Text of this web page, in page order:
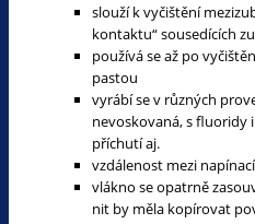
slouží k vyčištění
kontaktu“ sousedících
používá se až po
pastou
vyrábí se v různých
nevoskovaná, s fluoridy
příchutí aj.
vzdálenost mezi
vlákno se opatrně
nit by měla kopírovat